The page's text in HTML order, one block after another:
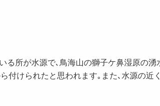
る所が水源で､鳥海山の獅子ケ鼻湿原の湧
付けられたと思われます｡また､水源の近